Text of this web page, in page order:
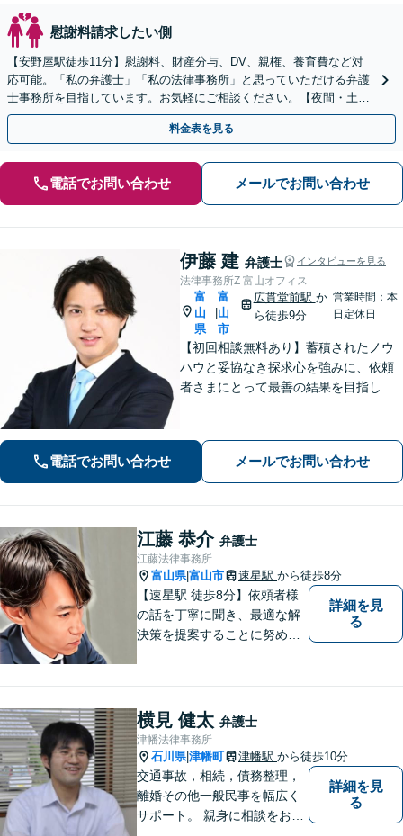
慰謝料請求したい側
【安野屋駅徒歩11分】慰謝料、財産分与、DV、親権、養育費など対
応可能。「私の弁護士」「私の法律事務所」と思っていただける弁護
士事務所を目指しています。お気軽にご相談ください。【夜間・土日
対応可】【電話相談可】【完全個室】【子連れ相談可】
料金表を見る
電話でお問い合わせ メールでお問い合わせ
伊藤 建 弁護士 インタビューを見る
法律事務所Z 富山オフィス
富
山
県
富
山
市
広貫堂前駅 か
ら徒歩9分
営業時間：本
日定休日
【初回相談無料あり】蓄積されたノウ
ハウと妥協なき探求心を強みに、依頼
者さまにとって最善の結果を目指しま
電話でお問い合わせ メールでお問い合わせ
江藤 恭介 弁護士
江藤法律事務所
富山県|富山市 速星駅 から徒歩8分
【速星駅 徒歩8分】依頼者様
の話を丁寧に聞き、最適な解
決策を提案することに努めて
ださい。
詳細を見
る
横見 健太 弁護士
津幡法律事務所
石川県|津幡町 津幡駅 から徒歩10分
交通事故，相続，債務整理，
離婚その他一般民事を幅広く
サポート。 親身に相談をお聞
詳細を見
る